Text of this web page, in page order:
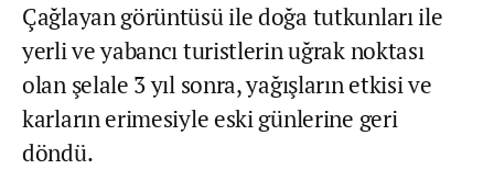
Çağlayan görüntüsü ile doğa tutkunları ile
yerli ve yabancı turistlerin uğrak noktası
olan şelale 3 yıl sonra, yağışların etkisi ve
karların erimesiyle eski günlerine geri
döndü.